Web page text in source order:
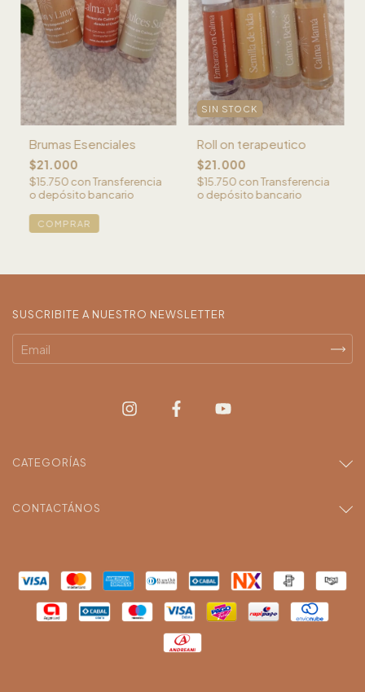
Brumas Esenciales
$21.000
$15.750conTransferencia
o depósito bancario
COMPRAR
SIN STOCK
Roll on terapeutico
$21.000
$15.750conTransferencia
o depósito bancario
SUSCRIBITE A NUESTRO NEWSLETTER
CATEGORÍAS
CONTACTÁNOS